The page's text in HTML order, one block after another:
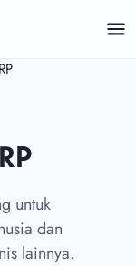
untuk
dan
lainnya.